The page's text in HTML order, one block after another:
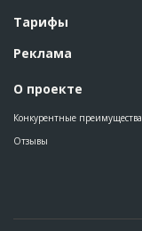
Тарифы
Реклама
О проекте
Конкурентные преимущества
Отзывы